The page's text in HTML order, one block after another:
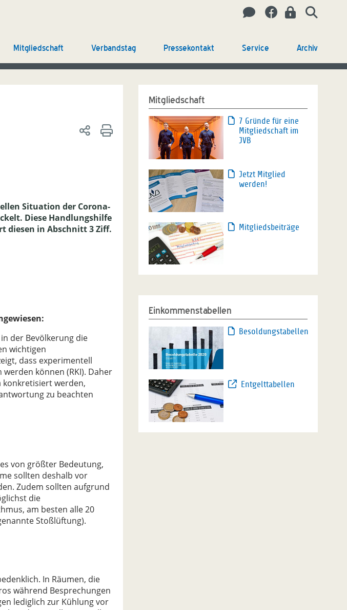
Mitgliedschaft Verbandstag Pressekontakt Service Archiv
Situation der Corona-
Diese Handlungshilfe
diesen in Abschnitt 3 Ziff.
der Bevölkerung die
wichtigen
dass experimentell
können (RKI). Daher
konkretisiert werden,
zu beachten
von größter Bedeutung,
sollten deshalb vor
Zudem sollten aufgrund
die
am besten alle 20
Stoßlüftung).
In Räumen, die
während Besprechungen
lediglich zur Kühlung vor
Mitgliedschaft
7 Gründe für eine
Mitgliedschaft im
JVB
Jetzt Mitglied
werden!
Mitgliedsbeiträge
Einkommenstabellen
Besoldungstabellen
Entgelttabellen